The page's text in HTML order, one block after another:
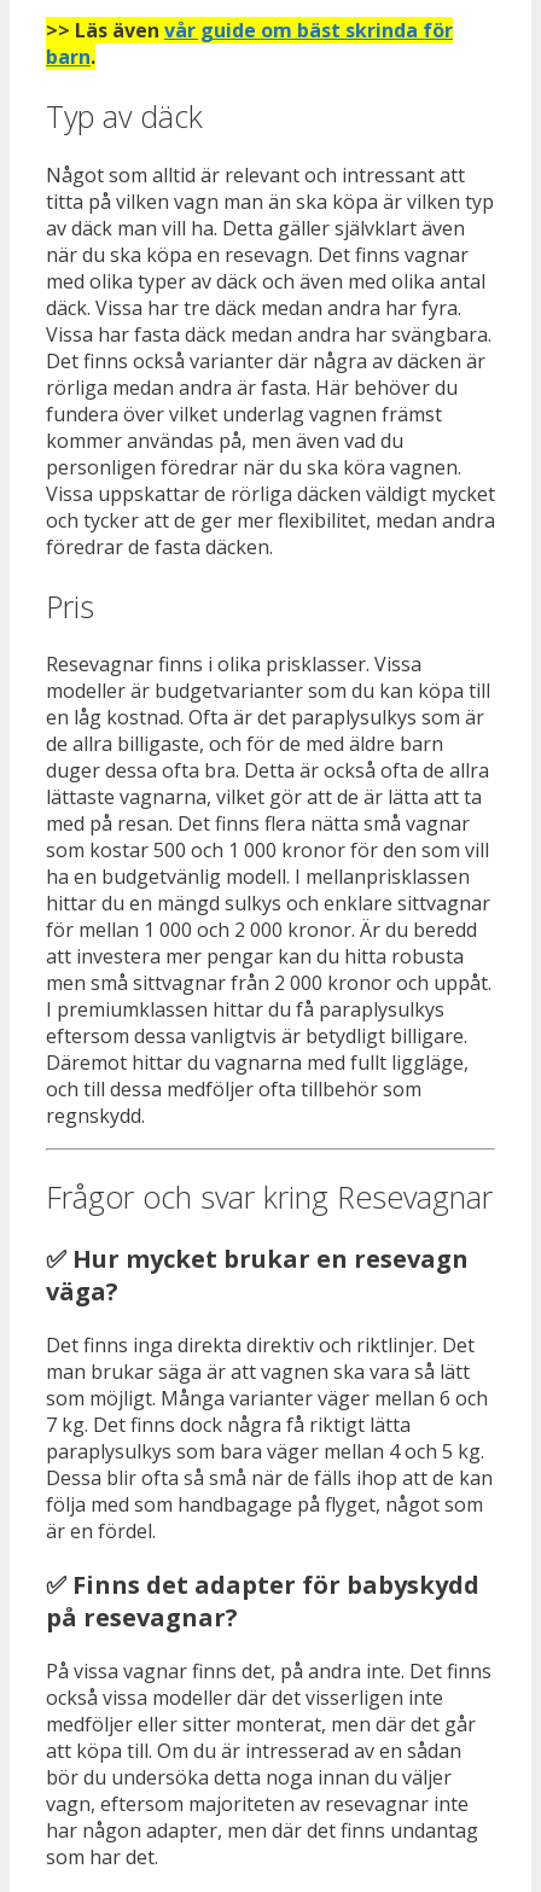
>> Läs även vår guide om bäst skrinda för
barn.
Typ av däck
Något som alltid är relevant och intressant att
titta på vilken vagn man än ska köpa är vilken typ
av däck man vill ha. Detta gäller självklart även
när du ska köpa en resevagn. Det finns vagnar
med olika typer av däck och även med olika antal
däck. Vissa har tre däck medan andra har fyra.
Vissa har fasta däck medan andra har svängbara.
Det finns också varianter där några av däcken är
rörliga medan andra är fasta. Här behöver du
fundera över vilket underlag vagnen främst
kommer användas på, men även vad du
personligen föredrar när du ska köra vagnen.
Vissa uppskattar de rörliga däcken väldigt mycket
och tycker att de ger mer flexibilitet, medan andra
föredrar de fasta däcken.
Pris
Resevagnar finns i olika prisklasser. Vissa
modeller är budgetvarianter som du kan köpa till
en låg kostnad. Ofta är det paraplysulkys som är
de allra billigaste, och för de med äldre barn
duger dessa ofta bra. Detta är också ofta de allra
lättaste vagnarna, vilket gör att de är lätta att ta
med på resan. Det finns flera nätta små vagnar
som kostar 500 och 1 000 kronor för den som vill
ha en budgetvänlig modell. I mellanprisklassen
hittar du en mängd sulkys och enklare sittvagnar
för mellan 1 000 och 2 000 kronor. Är du beredd
att investera mer pengar kan du hitta robusta
men små sittvagnar från 2 000 kronor och uppåt.
I premiumklassen hittar du få paraplysulkys
eftersom dessa vanligtvis är betydligt billigare.
Däremot hittar du vagnarna med fullt liggläge,
och till dessa medföljer ofta tillbehör som
regnskydd.
Frågor och svar kring Resevagnar
✅ Hur mycket brukar en resevagn
väga?
Det finns inga direkta direktiv och riktlinjer. Det
man brukar säga är att vagnen ska vara så lätt
som möjligt. Många varianter väger mellan 6 och
7 kg. Det finns dock några få riktigt lätta
paraplysulkys som bara väger mellan 4 och 5 kg.
Dessa blir ofta så små när de fälls ihop att de kan
följa med som handbagage på flyget, något som
är en fördel.
✅ Finns det adapter för babyskydd
på resevagnar?
På vissa vagnar finns det, på andra inte. Det finns
också vissa modeller där det visserligen inte
medföljer eller sitter monterat, men där det går
att köpa till. Om du är intresserad av en sådan
bör du undersöka detta noga innan du väljer
vagn, eftersom majoriteten av resevagnar inte
har någon adapter, men där det finns undantag
som har det.